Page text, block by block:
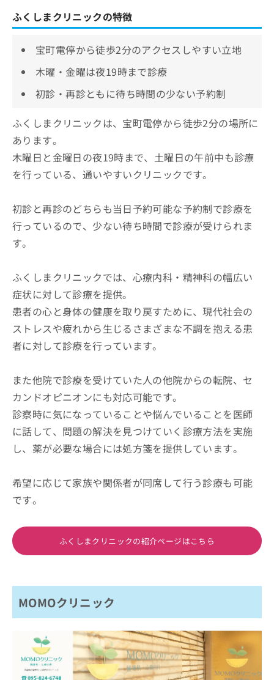
ふくしまクリニックの特徴
宝町電停から徒歩2分のアクセスしやすい立地
木曜・金曜は夜19時まで診療
初診・再診ともに待ち時間の少ない予約制
ふくしまクリニックは、宝町電停から徒歩2分の場所に
あります。
木曜日と金曜日の夜19時まで、土曜日の午前中も診療
を行っている、通いやすいクリニックです。
初診と再診のどちらも当日予約可能な予約制で診療を
行っているので、少ない待ち時間で診療が受けられま
す。
ふくしまクリニックでは、心療内科・精神科の幅広い
症状に対して診療を提供。
患者の心と身体の健康を取り戻すために、現代社会の
ストレスや疲れから生じるさまざまな不調を抱える患
者に対して診療を行っています。
また他院で診療を受けていた人の他院からの転院、セ
カンドオピニオンにも対応可能です。
診察時に気になっていることや悩んでいることを医師
に話して、問題の解決を見つけていく診療方法を実施
し、薬が必要な場合には処方箋を提供しています。
希望に応じて家族や関係者が同席して行う診療も可能
です。
ふくしまクリニックの紹介ページはこちら
MOMOクリニック